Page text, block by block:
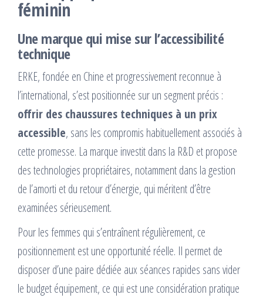
féminin
Une marque qui mise sur l’accessibilité
technique
ERKE, fondée en Chine et progressivement reconnue à
l’international, s’est positionnée sur un segment précis :
offrir des chaussures techniques à un prix
accessible, sans les compromis habituellement associés à
cette promesse. La marque investit dans la R&D et propose
des technologies propriétaires, notamment dans la gestion
de l’amorti et du retour d’énergie, qui méritent d’être
examinées sérieusement.
Pour les femmes qui s’entraînent régulièrement, ce
positionnement est une opportunité réelle. Il permet de
disposer d’une paire dédiée aux séances rapides sans vider
le budget équipement, ce qui est une considération pratique